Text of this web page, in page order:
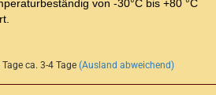
von -30°C bis +80 °C
ca. 3-4 Tage (Ausland abweichend)